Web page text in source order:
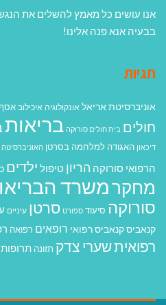
אנו עושים כל מאמץ להשלים את
בבעיה אנא פנה אלינו!
תגיות
אוניברסיטת אריאל אונקולוגיה איכילוב
חולים בית חולים סורוקה בריאות
דיכאון האגודה למלחמה בסרטן
הרפואי סורוקה הריון טיפול ילדים
מחקרמשרד
סורוקה סיעוד ספורט סרטן עיניים
קנאביסקנאביס רפואי רופאים רפואה
רפואיתשערי צדק תזונה תרופות